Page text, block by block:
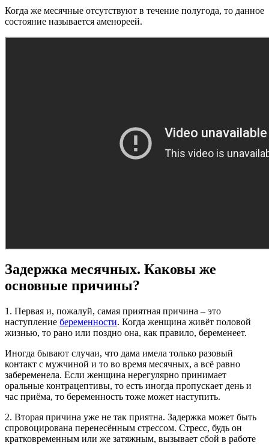
Когда же месячные отсутствуют в течение полугода, то данное
состояние называется аменореей.
Задержка месячных. Каковы же
основные причины?
1. Первая и, пожалуй, самая приятная причина – это
наступление беременности. Когда женщина живёт половой
жизнью, то рано или поздно она, как правило, беременеет.
Иногда бывают случаи, что дама имела только разовый
контакт с мужчиной и то во время месячных, а всё равно
забеременела. Если женщина нерегулярно принимает
оральные контрацептивы, то есть иногда пропускает день и
час приёма, то беременность тоже может наступить.
2. Вторая причина уже не так приятна. Задержка может быть
спровоцирована перенесённым стрессом. Стресс, будь он
кратковременным или же затяжным, вызывает сбой в работе